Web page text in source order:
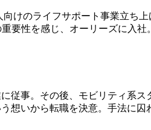
けのライフサポート事業立ち
要性を感じ、オーリーズに入社。
従事。その後、モビリティ系
想いから転職を決意。手法に